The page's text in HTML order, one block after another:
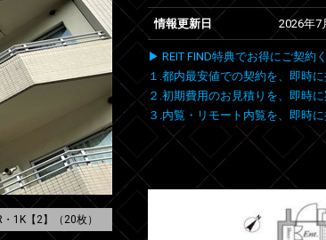
・1K【2】（20枚）
情報更新日 2026年7
▶ REIT FIND特典でお得にご契約
１.都内最安値での契約を、即時に
２.初期費用のお見積りを、即時に
３.内覧・リモート内覧を、即時に